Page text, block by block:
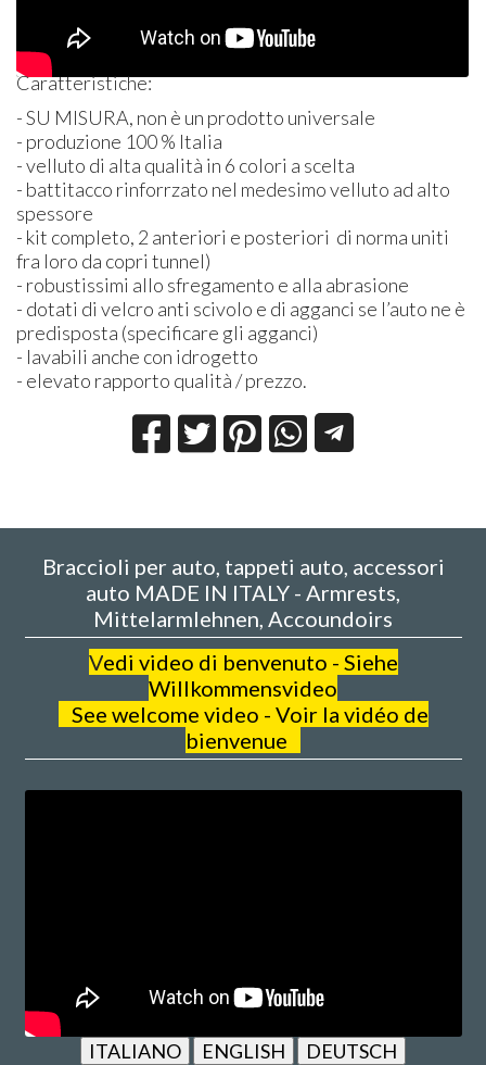
Caratteristiche:
- SU MISURA, non è un prodotto universale
- produzione 100 % Italia
- velluto di alta qualità in 6 colori a scelta
- battitacco rinforrzato nel medesimo velluto ad alto
spessore
- kit completo, 2 anteriori e posteriori di norma uniti
fra loro da copri tunnel)
- robustissimi allo sfregamento e alla abrasione
- dotati di velcro anti scivolo e di agganci se l’auto ne è
predisposta (specificare gli agganci)
- lavabili anche con idrogetto
- elevato rapporto qualità / prezzo.
Braccioli per auto, tappeti auto, accessori
auto MADE IN ITALY - Armrests,
Mittelarmlehnen, Accoundoirs
Vedi video di benvenuto - Siehe
Willkommensvideo
See welcome video - Voir la vidéo de
bienvenue
ITALIANO ENGLISH
DEUTSCH